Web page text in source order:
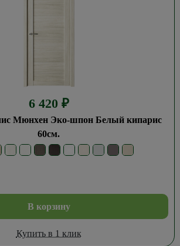
6 420 ₽
Мюнхен Эко-шпон Белый кипарис
60см.
В корзину
Купить в 1 клик